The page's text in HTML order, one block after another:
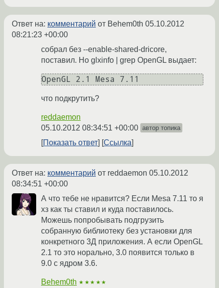
Ответ на: комментарий от Behem0th 05.10.2012
08:21:23 +00:00
собрал без --enable-shared-dricore,
поставил. Но glxinfo | grep OpenGL выдает:
OpenGL 2.1 Mesa 7.11
что подкрутить?
reddaemon
05.10.2012 08:34:51 +00:00 автор топика
Показать ответ Ссылка
Ответ на: комментарий от reddaemon 05.10.2012
08:34:51 +00:00
А что тебе не нравится? Если Mesa 7.11 то я
хз как ты ставил и куда поставилось.
Можешь попробывать подгрузить
собранную библиотеку без установки для
конкретного 3Д приложения. А если OpenGL
2.1 то это норально, 3.0 появится только в
9.0 с ядром 3.6.
Behem0th ★★★★★